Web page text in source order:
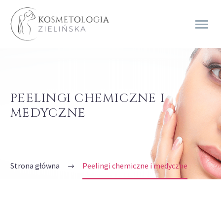
PEELINGI CHEMICZNE I
MEDYCZNE
Strona główna Peelingi chemiczne i medyczne